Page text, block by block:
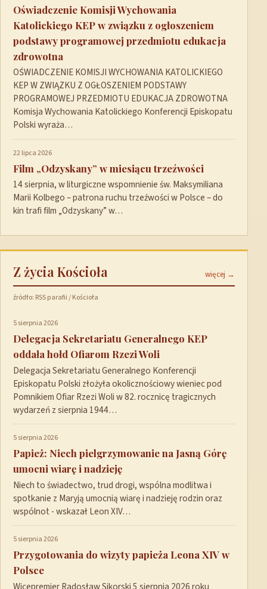
Oświadczenie Komisji Wychowania
Katolickiego KEP w związku z ogłoszeniem
podstawy programowej przedmiotu edukacja
zdrowotna
OŚWIADCZENIE KOMISJI WYCHOWANIA KATOLICKIEGO
KEP W ZWIĄZKU Z OGŁOSZENIEM PODSTAWY
PROGRAMOWEJ PRZEDMIOTU EDUKACJA ZDROWOTNA
Komisja Wychowania Katolickiego Konferencji Episkopatu
Polski wyraża…
22 lipca 2026
Film „Odzyskany” w miesiącu trzeźwości
14 sierpnia, w liturgiczne wspomnienie św. Maksymiliana
Marii Kolbego – patrona ruchu trzeźwości w Polsce – do
kin trafi film „Odzyskany” w…
Z życia Kościoła więcej →
źródło: RSS parafii / Kościoła
5 sierpnia 2026
Delegacja Sekretariatu Generalnego KEP
oddała hołd Ofiarom Rzezi Woli
Delegacja Sekretariatu Generalnego Konferencji
Episkopatu Polski złożyła okolicznościowy wieniec pod
Pomnikiem Ofiar Rzezi Woli w 82. rocznicę tragicznych
wydarzeń z sierpnia 1944…
5 sierpnia 2026
Papież: Niech pielgrzymowanie na Jasną Górę
umocni wiarę i nadzieję
Niech to świadectwo, trud drogi, wspólna modlitwa i
spotkanie z Maryją umocnią wiarę i nadzieję rodzin oraz
wspólnot - wskazał Leon XIV…
5 sierpnia 2026
Przygotowania do wizyty papieża Leona XIV w
Polsce
Wicepremier Radosław Sikorski 5 sierpnia 2026 roku